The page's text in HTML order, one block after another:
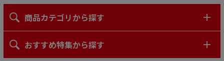
商品カテゴリから探す
おすすめ特集から探す